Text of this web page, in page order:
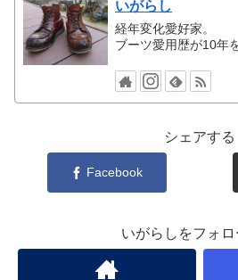
いがらし
経年変化愛好家。
ブーツ愛用歴が10年
シェアする
Facebook
いがらしをフォロ